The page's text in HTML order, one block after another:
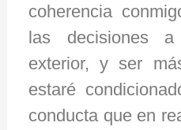
coherencia
las decisiones
exterior, y ser
estaré
conducta que en